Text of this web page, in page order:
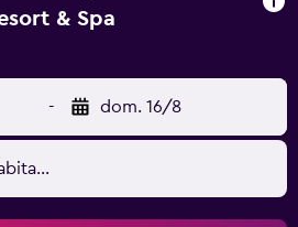
en la comodidad de su
bajo petición.
& Spa
- dom. 16/8